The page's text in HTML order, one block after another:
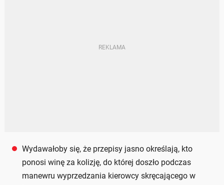
Wydawałoby się, że przepisy jasno określają, kto
ponosi winę za kolizję, do której doszło podczas
manewru wyprzedzania kierowcy skręcającego w